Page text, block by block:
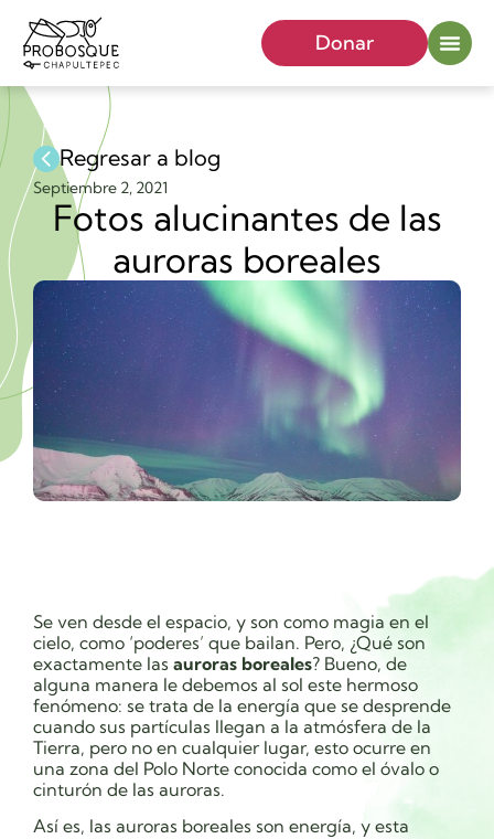
Donar
Regresar a blog
Septiembre 2, 2021
Fotos alucinantes de las
auroras boreales
Se ven desde el espacio, y son como magia en el
cielo, como ‘poderes’ que bailan. Pero, ¿Qué son
exactamente las auroras boreales? Bueno, de
alguna manera le debemos al sol este hermoso
fenómeno: se trata de la energía que se desprende
cuando sus partículas llegan a la atmósfera de la
Tierra, pero no en cualquier lugar, esto ocurre en
una zona del Polo Norte conocida como el óvalo o
cinturón de las auroras.
Así es, las auroras boreales son energía, y esta